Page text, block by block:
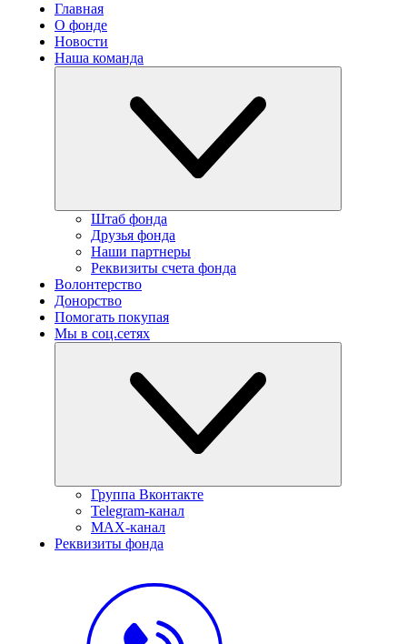
Главная
О фонде
Новости
Наша команда
Штаб фонда
Друзья фонда
Наши партнеры
Реквизиты счета фонда
Волонтерство
Донорство
Помогать покупая
Мы в соц.сетях
Группа Вконтакте
Telegram-канал
MAX-канал
Реквизиты фонда